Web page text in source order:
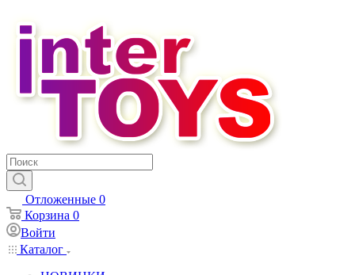
Отложенные 0
Корзина 0
Войти
Каталог